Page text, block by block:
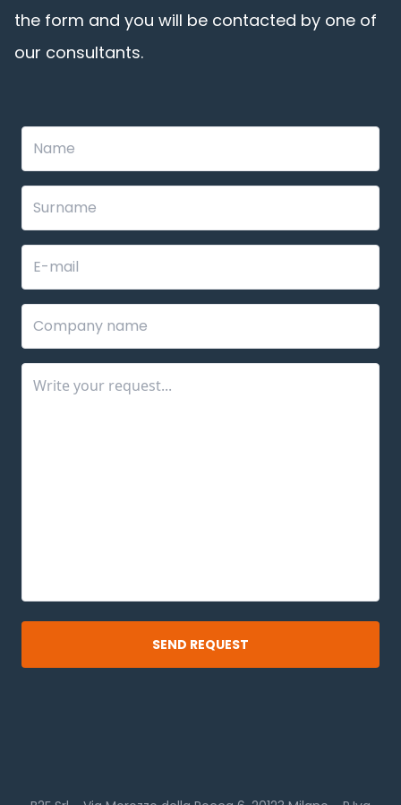
the form and you will be contacted by one of
our consultants.
Leave
this
field
blank